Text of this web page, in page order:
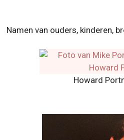
Namen van ouders, kinderen,
Howard